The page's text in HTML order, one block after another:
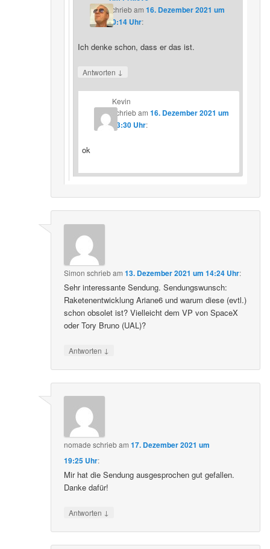
schriebam 16. Dezember 2021 um
20:14 Uhr:
Ich denke schon, dass er das ist.
Antworten ↓
Kevin
schriebam16. Dezember 2021 um
23:30 Uhr:
ok
Simon schriebam13. Dezember 2021 um 14:24 Uhr:
Sehr interessante Sendung. Sendungswunsch:
Raketenentwicklung Ariane6 und warum diese (evtl.)
schon obsolet ist? Vielleicht dem VP von SpaceX
oder Tory Bruno (UAL)?
Antworten ↓
nomade schriebam17. Dezember 2021 um
19:25 Uhr:
Mir hat die Sendung ausgesprochen gut gefallen.
Danke dafür!
Antworten ↓